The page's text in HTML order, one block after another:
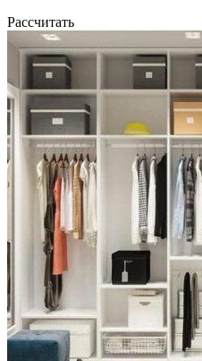
Рассчитать